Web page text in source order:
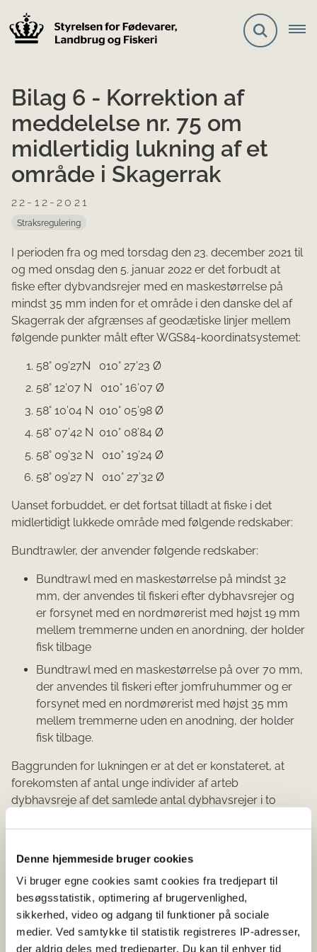
Denne hjemmeside bruger cookies
Vi bruger egne cookies samt cookies fra tredjepart til
besøgsstatistik, optimering af brugervenlighed,
sikkerhed, video og adgang til funktioner på sociale
medier. Ved samtykke til statistik registreres IP-adresser,
der aldrig deles med tredjeparter. Du kan til enhver tid
Bilag 6 - Korrektion af
meddelelse nr. 75 om
midlertidig lukning af et
område i Skagerrak
22-12-2021
Straksregulering
I perioden fra og med torsdag den 23. december 2021 til
og med onsdag den 5. januar 2022 er det forbudt at
fiske efter dybvandsrejer med en maskestørrelse på
mindst 35 mm inden for et område i den danske del af
Skagerrak der afgrænses af geodætiske linjer mellem
følgende punkter målt efter WGS84-koordinatsystemet:
58° 09’27N 010° 27’23 Ø
58° 12’07 N 010° 16’07 Ø
58° 10’04 N 010° 05’98 Ø
58° 07’42 N 010° 08’84 Ø
58° 09’32 N 010° 19’24 Ø
58° 09’27 N 010° 27’32 Ø
Uanset forbuddet, er det fortsat tilladt at fiske i det
midlertidigt lukkede område med følgende redskaber:
Bundtrawler, der anvender følgende redskaber:
Bundtrawl med en maskestørrelse på mindst 32
mm, der anvendes til fiskeri efter dybhavsrejer og
er forsynet med en nordmørerist med højst 19 mm
mellem tremmerne unden en anordning, der holder
fisk tilbage
Bundtrawl med en maskestørrelse på over 70 mm,
der anvendes til fiskeri efter jomfruhummer og er
forsynet med en nordmørerist med højst 35 mm
mellem tremmerne uden en anodning, der holder
fisk tilbage.
Baggrunden for lukningen er at det er konstateret, at
forekomsten af antal unge individer af arteb
dybhavsreje af det samlede antal dybhavsrejer i to
Kommissionens delegerende forodning (EU) 2021/2019
af 1. oktober 2019 om supplerende regler til Europa-
Parlamentets og Rådets forordning (EU) 1241/2019 for
så vidt angår de næremere bestemmelser for
gennemførelsen af realtidslukninger af fiskeriet efter
dybhavsrejer i Skagerrak, som ændret.
Denne meddelelse er udsendt efter reglerne i